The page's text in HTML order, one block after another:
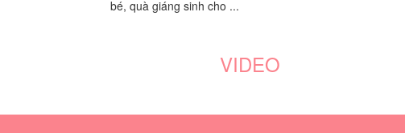
bé, quà giáng sinh cho ...
VIDEO